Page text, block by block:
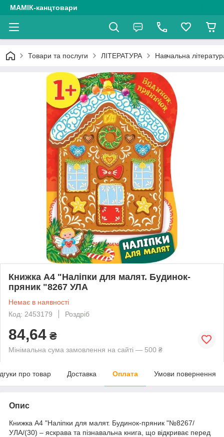
МАМІК-канцтовари
Товари та послуги ЛІТЕРАТУРА Навчальна
Книжка A4 "Наліпки для малят. Будинок-
пряник "8267 УЛА
Немає в наявності
Код: 2453179
Роздріб
84,64 ₴
Мінімальна сума замовлення на сайті — 500 ₴
про товар Доставка Оплата Умови повернення
Опис
Книжка A4 "Наліпки для малят. Будинок-пряник "№8267/
УЛА/(30) – яскрава та пізнавальна книга, що відкриває перед